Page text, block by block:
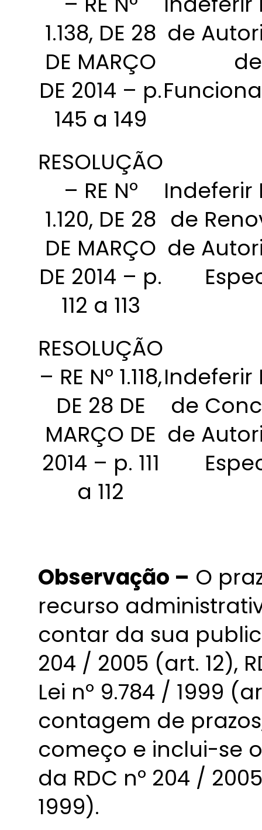
1.138, DE 28
DE MARÇO
DE 2014 – p.
145 a 149
de
de
RESOLUÇÃO
– RE Nº
1.120, DE 28
DE MARÇO
DE 2014 – p.
112 a 113
Indeferir
de
de
RESOLUÇÃO
– RE Nº 1.118,
DE 28 DE
MARÇO DE
2014 – p. 111
a 112
Indeferir
de
de
Observação – O
recurso
contar da sua
204 / 2005 (art. 12),
Lei nº 9.784 / 1999
contagem de
começo e inclui-se
da RDC nº 204 /
1999).